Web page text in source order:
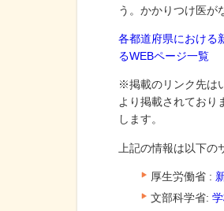
う。かかりつけ医が
各都道府県における
るWEBページ一覧
※掲載のリンク先は
より掲載されており
します。
上記の情報は以下
厚生労働省 :
文部科学省: